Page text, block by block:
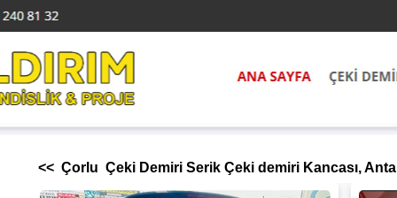
<< Çorlu Çeki Demiri Serik Çeki demiri Kancası,